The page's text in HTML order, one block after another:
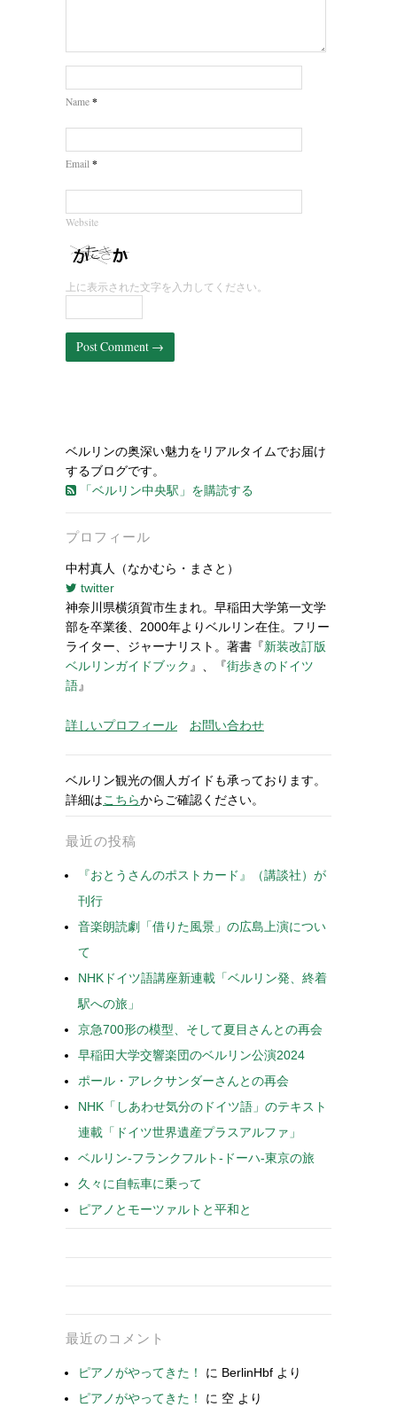
Name *
Email *
Website
上に表示された文字を入力してください。
ベルリンの奥深い魅力をリアルタイムでお届け
するブログです。
「ベルリン中央駅」を購読する
プロフィール
中村真人（なかむら・まさと）
twitter
神奈川県横須賀市生まれ。早稲田大学第一文学
部を卒業後、2000年よりベルリン在住。フリー
ライター、ジャーナリスト。著書『新装改訂版
ベルリンガイドブック』、『街歩きのドイツ
語』
詳しいプロフィール お問い合わせ
ベルリン観光の個人ガイドも承っております。
詳細はこちらからご確認ください。
最近の投稿
『おとうさんのポストカード』（講談社）が
刊行
音楽朗読劇「借りた風景」の広島上演につい
て
NHKドイツ語講座新連載「ベルリン発、終着
駅への旅」
京急700形の模型、そして夏目さんとの再会
早稲田大学交響楽団のベルリン公演2024
ポール・アレクサンダーさんとの再会
NHK「しあわせ気分のドイツ語」のテキスト
連載「ドイツ世界遺産プラスアルファ」
ベルリン-フランクフルト-ドーハ-東京の旅
久々に自転車に乗って
ピアノとモーツァルトと平和と
最近のコメント
ピアノがやってきた！ に BerlinHbf より
ピアノがやってきた！
に 空 より